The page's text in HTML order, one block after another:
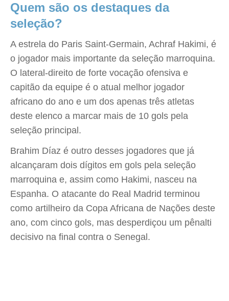
Quem são os destaques da
seleção?
A estrela do Paris Saint-Germain, Achraf Hakimi, é
o jogador mais importante da seleção marroquina.
O lateral-direito de forte vocação ofensiva e
capitão da equipe é o atual melhor jogador
africano do ano e um dos apenas três atletas
deste elenco a marcar mais de 10 gols pela
seleção principal.
Brahim Díaz é outro desses jogadores que já
alcançaram dois dígitos em gols pela seleção
marroquina e, assim como Hakimi, nasceu na
Espanha. O atacante do Real Madrid terminou
como artilheiro da Copa Africana de Nações deste
ano, com cinco gols, mas desperdiçou um pênalti
decisivo na final contra o Senegal.